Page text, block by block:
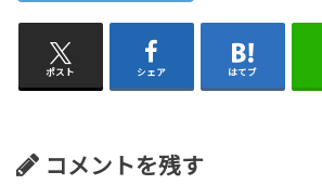
ポスト シェア はてブ
コメントを残す